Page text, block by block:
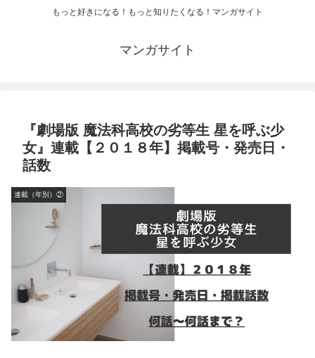
もっと好きになる！もっと知りたくなる！マンガサイト
マンガサイト
『劇場版 魔法科高校の劣等生 星を呼ぶ少
女』連載【２０１８年】掲載号・発売日・
話数
連載（年別）②